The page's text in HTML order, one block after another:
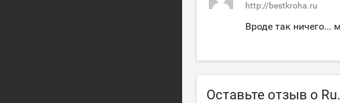
http://bestkroha.ru
Вроде так ничего...
Оставьте отзыв о